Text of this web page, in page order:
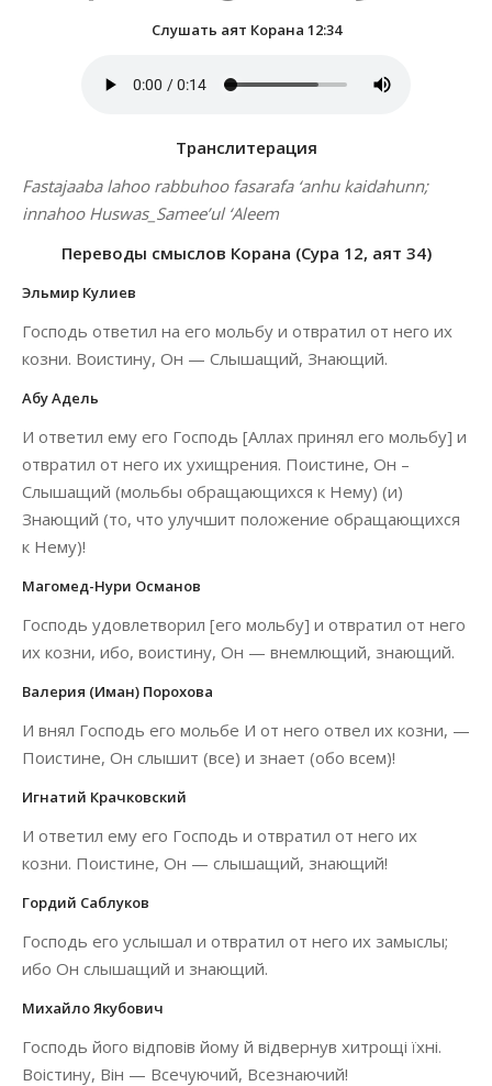
Слушать аят Корана 12:34
Транслитерация
Fastajaaba lahoo rabbuhoo fasarafa ‘anhu kaidahunn;
innahoo Huswas_Samee’ul ‘Aleem
Переводы смыслов Корана (Сура 12, аят 34)
Эльмир Кулиев
Господь ответил на его мольбу и отвратил от него их
козни. Воистину, Он — Слышащий, Знающий.
Абу Адель
И ответил ему его Господь [Аллах принял его мольбу] и
отвратил от него их ухищрения. Поистине, Он –
Слышащий (мольбы обращающихся к Нему) (и)
Знающий (то, что улучшит положение обращающихся
к Нему)!
Магомед-Нури Османов
Господь удовлетворил [его мольбу] и отвратил от него
их козни, ибо, воистину, Он — внемлющий, знающий.
Валерия (Иман) Порохова
И внял Господь его мольбе И от него отвел их козни, —
Поистине, Он слышит (все) и знает (обо всем)!
Игнатий Крачковский
И ответил ему его Господь и отвратил от него их
козни. Поистине, Он — слышащий, знающий!
Гордий Саблуков
Господь его услышал и отвратил от него их замыслы;
ибо Он слышащий и знающий.
Михайло Якубович
Господь його відповів йому й відвернув хитрощі їхні.
Воістину, Він — Всечуючий, Всезнаючий!